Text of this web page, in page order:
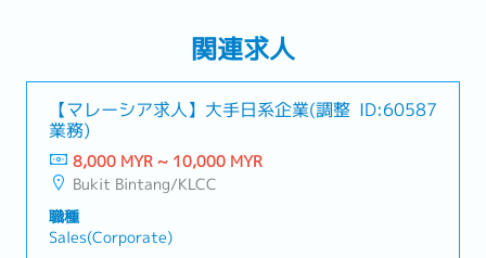
関連求人
【マレーシア求人】大手日系企業(調整
業務)
ID:60587
8,000 MYR ~ 10,000 MYR
Bukit Bintang/KLCC
職種
Sales(Corporate)